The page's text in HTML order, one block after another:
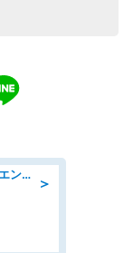
＞
自動車工場で働こう!カーエアコンやエンジンの製造・加工業務/寮完備 denso aichi